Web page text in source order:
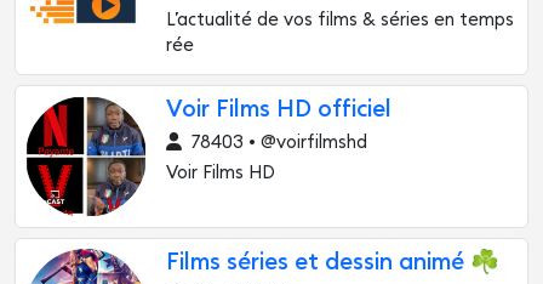
L’actualité de vos films & séries en temps
rée
Voir Films HD officiel
78403 • @voirfilmshd
Voir Films HD
Films séries et dessin animé ☘